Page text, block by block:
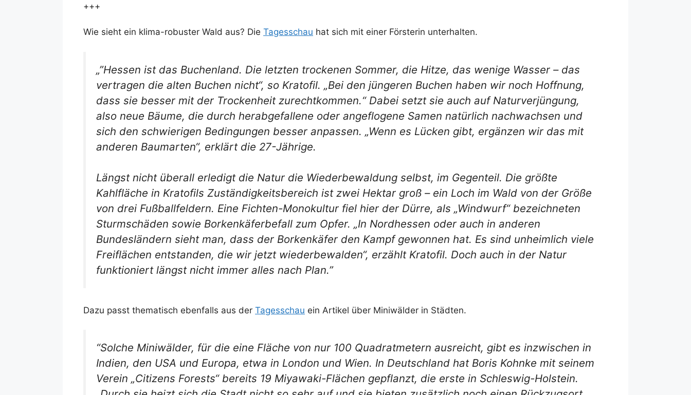
+++
Wie sieht ein klima-robuster Wald aus? Die Tagesschau hat sich mit einer Försterin unterhalten.
„”Hessen ist das Buchenland. Die letzten trockenen Sommer, die Hitze, das wenige Wasser – das
vertragen die alten Buchen nicht“, so Kratofil. „Bei den jüngeren Buchen haben wir noch Hoffnung,
dass sie besser mit der Trockenheit zurechtkommen.“ Dabei setzt sie auch auf Naturverjüngung,
also neue Bäume, die durch herabgefallene oder angeflogene Samen natürlich nachwachsen und
sich den schwierigen Bedingungen besser anpassen. „Wenn es Lücken gibt, ergänzen wir das mit
anderen Baumarten“, erklärt die 27-Jährige.
Längst nicht überall erledigt die Natur die Wiederbewaldung selbst, im Gegenteil. Die größte
Kahlfläche in Kratofils Zuständigkeitsbereich ist zwei Hektar groß – ein Loch im Wald von der Größe
von drei Fußballfeldern. Eine Fichten-Monokultur fiel hier der Dürre, als „Windwurf“ bezeichneten
Sturmschäden sowie Borkenkäferbefall zum Opfer. „In Nordhessen oder auch in anderen
Bundesländern sieht man, dass der Borkenkäfer den Kampf gewonnen hat. Es sind unheimlich viele
Freiflächen entstanden, die wir jetzt wiederbewalden“, erzählt Kratofil. Doch auch in der Natur
funktioniert längst nicht immer alles nach Plan.”
Dazu passt thematisch ebenfalls aus der Tagesschau ein Artikel über Miniwälder in Städten.
“Solche Miniwälder, für die eine Fläche von nur 100 Quadratmetern ausreicht, gibt es inzwischen in
Indien, den USA und Europa, etwa in London und Wien. In Deutschland hat Boris Kohnke mit seinem
Verein „Citizens Forests“ bereits 19 Miyawaki-Flächen gepflanzt, die erste in Schleswig-Holstein.